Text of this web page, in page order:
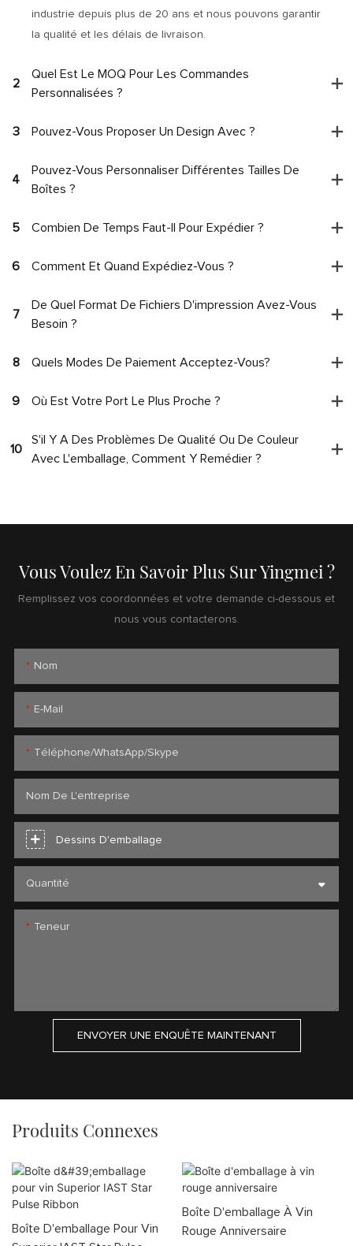
industrie depuis plus de 20 ans et nous pouvons garantir
la qualité et les délais de livraison.
2
Quel Est Le MOQ Pour Les Commandes
Personnalisées ?
3 Pouvez-Vous Proposer Un Design Avec ?
4
Pouvez-Vous Personnaliser Différentes Tailles De
Boîtes ?
5 Combien De Temps Faut-Il Pour Expédier ?
6 Comment Et Quand Expédiez-Vous ?
7
De Quel Format De Fichiers D'impression Avez-Vous
Besoin ?
8 Quels Modes De Paiement Acceptez-Vous?
9 Où Est Votre Port Le Plus Proche ?
10
S'il Y A Des Problèmes De Qualité Ou De Couleur
Avec L'emballage, Comment Y Remédier ?
Vous Voulez En Savoir Plus Sur Yingmei ?
Remplissez vos coordonnées et votre demande ci-dessous et
nous vous contacterons.
Nom
E-Mail
Téléphone/WhatsApp/Skype
Nom De L'entreprise
Dessins D'emballage
Quantité
Teneur
ENVOYER UNE ENQUÊTE MAINTENANT
Produits Connexes
Boîte D'emballage Pour Vin
Boîte D'emballage À Vin
Rouge Anniversaire